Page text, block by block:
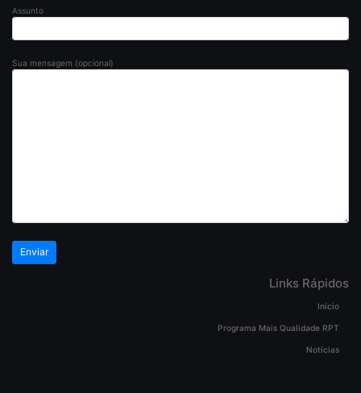
Assunto
Sua mensagem (opcional)
Links Rápidos
Início
Programa Mais Qualidade RPT
Notícias